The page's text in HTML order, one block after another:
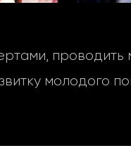
проводить
молодого